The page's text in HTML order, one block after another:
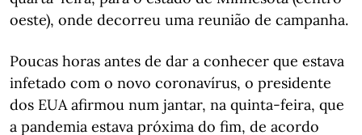
oeste), onde decorreu uma reunião de campanha.
Poucas horas antes de dar a conhecer que estava
infetado com o novo coronavírus, o presidente
dos EUA afirmou num jantar, na quinta-feira, que
a pandemia estava próxima do fim, de acordo